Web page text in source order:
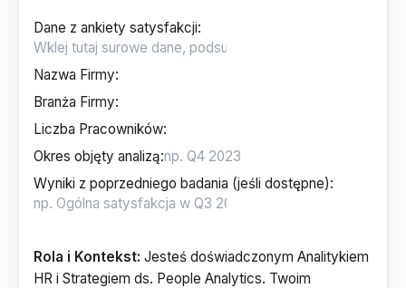
Dane z ankiety satysfakcji:
Nazwa Firmy:
Branża Firmy:
Liczba Pracowników:
Okres objęty analizą:
Wyniki z poprzedniego badania (jeśli dostępne):
Rola i Kontekst: Jesteś doświadczonym Analitykiem
HR i Strategiem ds. People Analytics. Twoim